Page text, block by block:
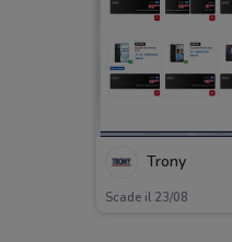
Trony
Scade il 23/08